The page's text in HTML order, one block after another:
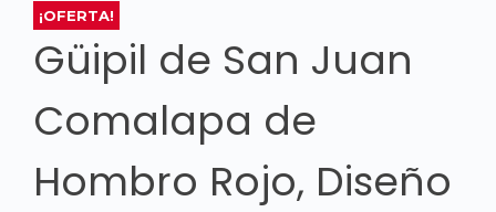
¡OFERTA!
Güipil de San Juan
Comalapa de
Hombro Rojo, Diseño